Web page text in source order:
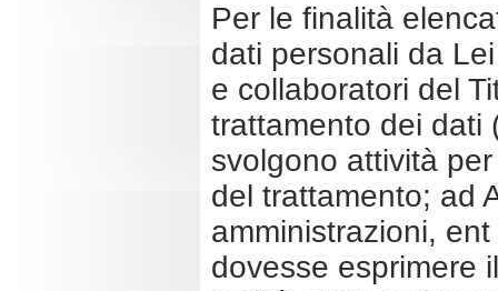
Per le finalità
dati personali da
e collaboratori del
trattamento dei dati
svolgono attività
del trattamento; ad
amministrazioni,
dovesse esprimere